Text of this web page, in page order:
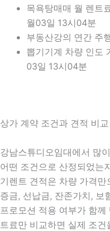
목욕탕매매 월 렌트
월03일 13시04분
부동산강의 연간 주
뽑기기계 차량 인도
03일 13시04분
상가 계약 조건과 견적 비
강남스튜디오임대에서 많
어떤 조건으로 산정되었는
기렌트 견적은 차량 가격
증금, 선납금, 잔존가치, 보
프로모션 적용 여부가 함
트료만 비교하면 실제 조